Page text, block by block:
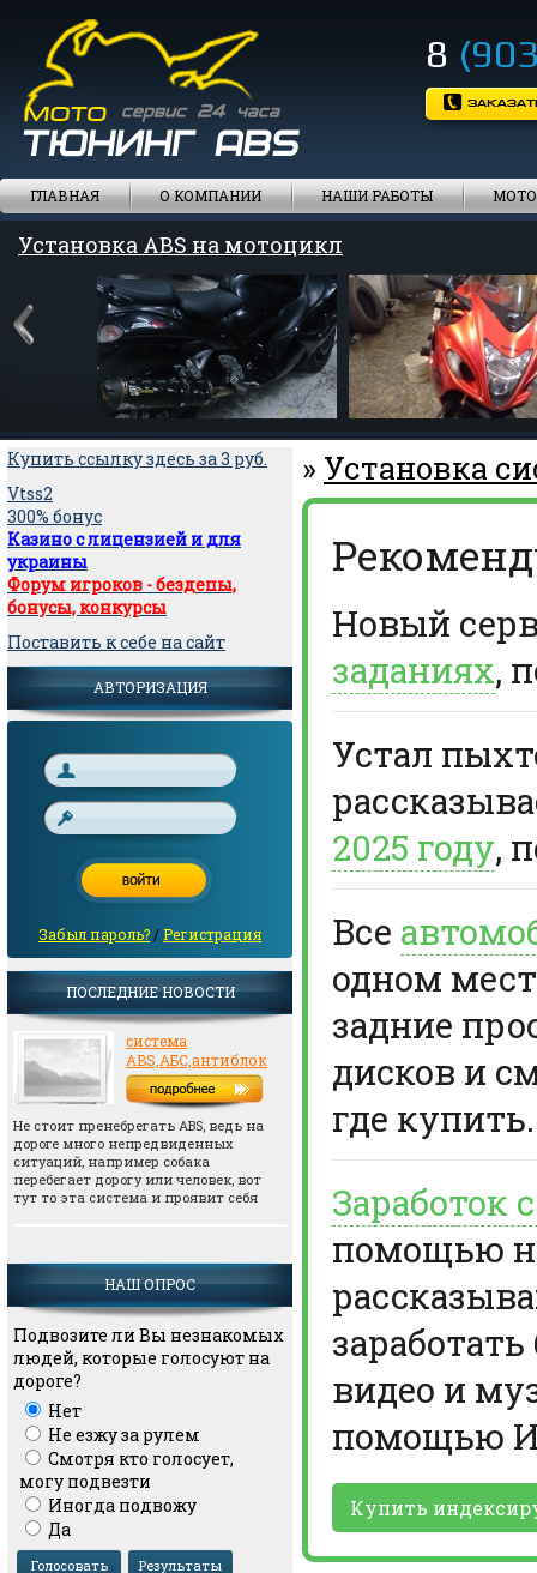
8
ГЛАВНАЯ О КОМПАНИИ НАШИ РАБОТЫ
Установка ABS на мотоцикл
Установка ABS на мотоцикл
Купить ссылку здесь за3 руб.
Vtss2
300% бонус
Казино с лицензией и для
украины
Форум игроков - бездепы,
бонусы, конкурсы
Поставить к себе на сайт
АВТОРИЗАЦИЯ
Забыл пароль? /Регистрация
ПОСЛЕДНИЕ НОВОСТИ
система
ABS,АБС,антиблок
Не стоит пренебрегать АВS, ведь на
дороге много непредвиденных
ситуаций, например собака
перебегает дорогу или человек, вот
тут то эта система и проявит себя
НАШ ОПРОС
Подвозите ли Вы незнакомых
людей, которые голосуют на
дороге?
Нет
Не езжу за рулем
Смотря кто голосует,
могу подвезти
Иногда подвожу
Да
» Установка
Новый
заданиях,
Устал
2025 году,
Все
одном
задние
дисков и
где купить.
помощью
видео и
помощью
Купить